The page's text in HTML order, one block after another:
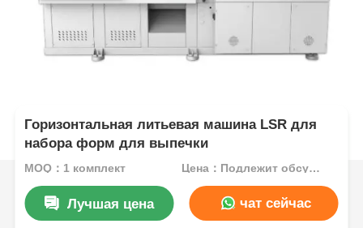
Горизонтальная литьевая машина LSR для
набора форм для выпечки
MOQ：1 комплект Цена：Подлежит обсуждению
Лучшая цена чат сейчас